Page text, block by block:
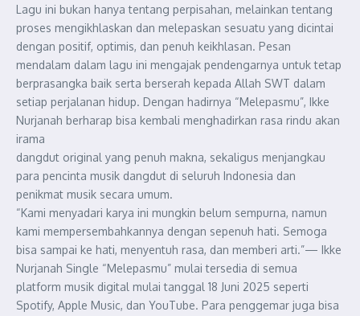
Lagu ini bukan hanya tentang perpisahan, melainkan tentang
proses mengikhlaskan dan melepaskan sesuatu yang dicintai
dengan positif, optimis, dan penuh keikhlasan. Pesan
mendalam dalam lagu ini mengajak pendengarnya untuk tetap
berprasangka baik serta berserah kepada Allah SWT dalam
setiap perjalanan hidup. Dengan hadirnya “Melepasmu”, Ikke
Nurjanah berharap bisa kembali menghadirkan rasa rindu akan
irama
dangdut original yang penuh makna, sekaligus menjangkau
para pencinta musik dangdut di seluruh Indonesia dan
penikmat musik secara umum.
“Kami menyadari karya ini mungkin belum sempurna, namun
kami mempersembahkannya dengan sepenuh hati. Semoga
bisa sampai ke hati, menyentuh rasa, dan memberi arti.”— Ikke
Nurjanah Single “Melepasmu” mulai tersedia di semua
platform musik digital mulai tanggal 18 Juni 2025 seperti
Spotify, Apple Music, dan YouTube. Para penggemar juga bisa